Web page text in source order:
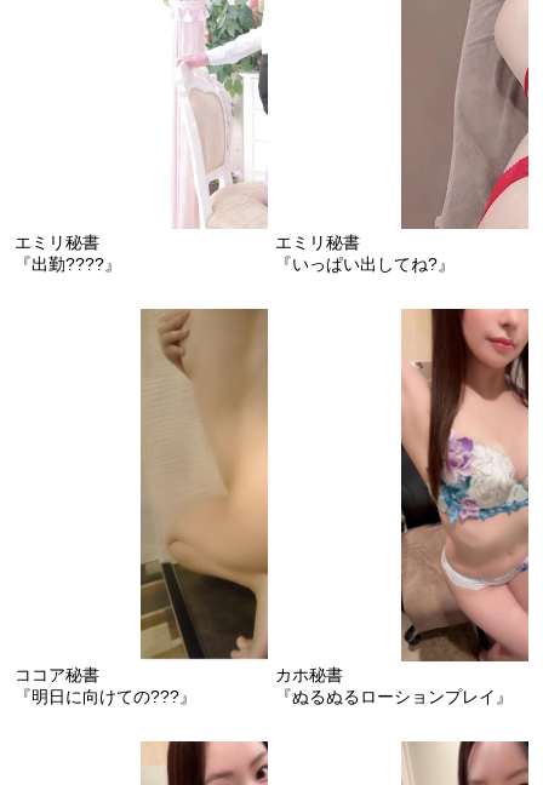
エミリ秘書
『出勤????』
エミリ秘書
『いっぱい出してね?』
ココア秘書
『明日に向けての???』
カホ秘書
『ぬるぬるローションプレイ』